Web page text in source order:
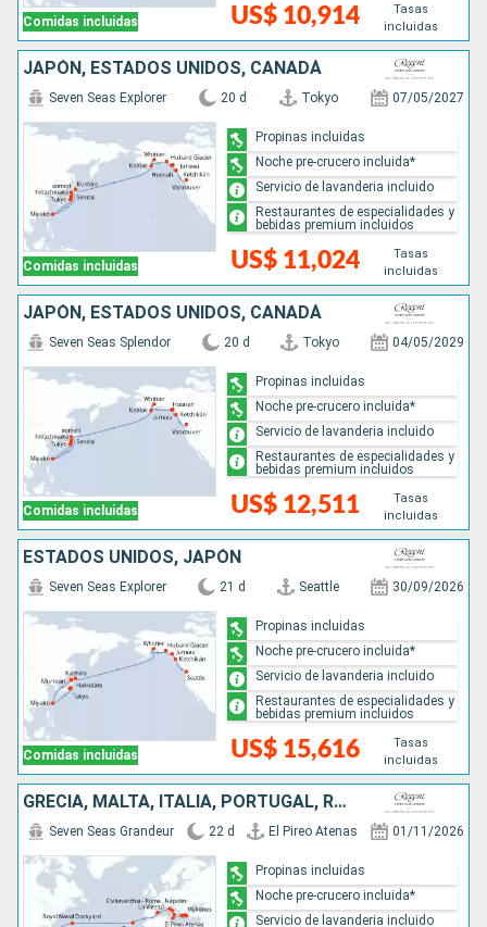
Comidas incluidas US$ 10,914
Tasas
incluidas
JAPÓN, ESTADOS UNIDOS, CANADÁ
Comidas incluidas
Seven Seas Explorer 20 d Tokyo 07/05/2027
US$ 11,024
Tasas
incluidas
Propinas incluidas
Noche pre-crucero incluida*
Servicio de lavanderia incluido
Restaurantes de especialidades y
bebidas premium incluidos
JAPÓN, ESTADOS UNIDOS, CANADÁ
Comidas incluidas
Seven Seas Splendor 20 d Tokyo 04/05/2029
US$ 12,511
Tasas
incluidas
Propinas incluidas
Noche pre-crucero incluida*
Servicio de lavanderia incluido
Restaurantes de especialidades y
bebidas premium incluidos
ESTADOS UNIDOS, JAPÓN
Comidas incluidas
Seven Seas Explorer 21 d Seattle 30/09/2026
US$ 15,616
Tasas
incluidas
Propinas incluidas
Noche pre-crucero incluida*
Servicio de lavanderia incluido
Restaurantes de especialidades y
bebidas premium incluidos
GRECIA, MALTA, ITALIA, PORTUGAL, REINO UNIDO, ESTADOS UNIDOS
Seven Seas Grandeur 22 d El Pireo Atenas 01/11/2026
Propinas incluidas
Noche pre-crucero incluida*
Servicio de lavanderia incluido